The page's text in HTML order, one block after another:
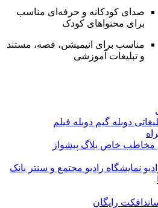
صدای کودکانه و حرفه‌ای مناسب
برای محتواهای کودک
مناسب برای انیمیشن، قصه، مستند
و تبلیغات آموزشی
دوبله گیم دوبله فیلم
مخاطب خاص بلاگ پیشواز
نمایشگاه رادیو مجتمع و سنتر بانک
رایگان